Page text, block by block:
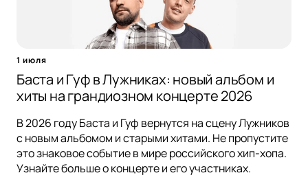
1 июля
Баста и Гуф в Лужниках: новый альбом и
хиты на грандиозном концерте 2026
В 2026 году Баста и Гуф вернутся на сцену Лужников
с новым альбомом и старыми хитами. Не пропустите
это знаковое событие в мире российского хип-хопа.
Узнайте больше о концерте и его участниках.